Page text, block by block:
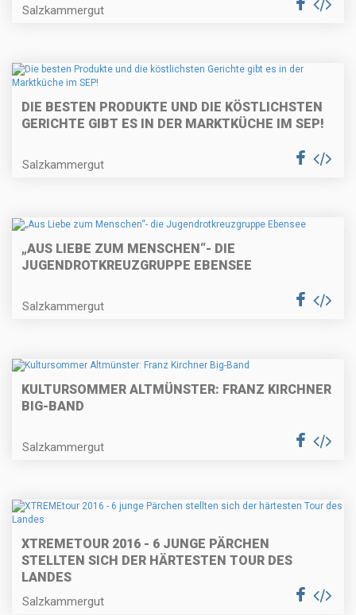
Salzkammergut
DIE BESTEN PRODUKTE UND DIE KÖSTLICHSTEN
GERICHTE GIBT ES IN DER MARKTKÜCHE IM SEP!
Salzkammergut
„AUS LIEBE ZUM MENSCHEN“- DIE
JUGENDROTKREUZGRUPPE EBENSEE
Salzkammergut
KULTURSOMMER ALTMÜNSTER: FRANZ KIRCHNER
BIG-BAND
Salzkammergut
XTREMETOUR 2016 - 6 JUNGE PÄRCHEN
STELLTEN SICH DER HÄRTESTEN TOUR DES
LANDES
Salzkammergut